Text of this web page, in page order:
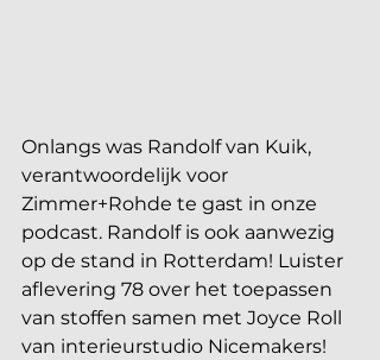
Onlangs was Randolf van Kuik,
verantwoordelijk voor
Zimmer+Rohde te gast in onze
podcast. Randolf is ook aanwezig
op de stand in Rotterdam! Luister
aflevering 78 over het toepassen
van stoffen samen met Joyce Roll
van interieurstudio Nicemakers!